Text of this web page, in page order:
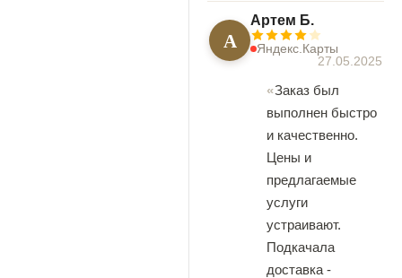
А
Артем Б.
Яндекс.Карты
27.05.2025
Заказ был
выполнен быстро
и качественно.
Цены и
предлагаемые
услуги
устраивают.
Подкачала
доставка -